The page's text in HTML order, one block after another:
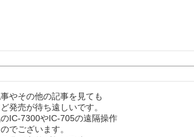
やその他の記事を見ても
発売が待ち遠しいです。
IC-7300やIC-705の遠隔操作
でございます。